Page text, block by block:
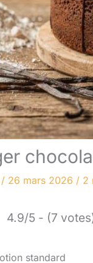
/ 26 mars 2026 / 2
4.9/5 - (7